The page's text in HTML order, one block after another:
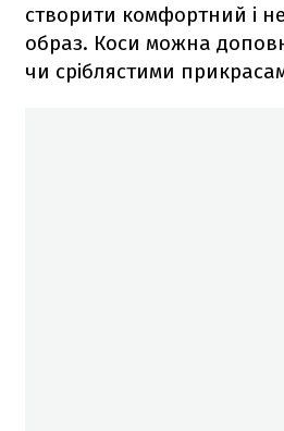
створити комфортний і
образ. Коси можна
чи сріблястими